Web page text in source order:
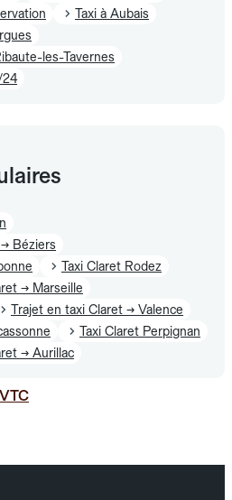
Taxi à Aubais
les-Tavernes
24
Béziers
Taxi Claret Rodez
→ Marseille
Trajet en taxi Claret → Valence
Taxi Claret Perpignan
→ Aurillac